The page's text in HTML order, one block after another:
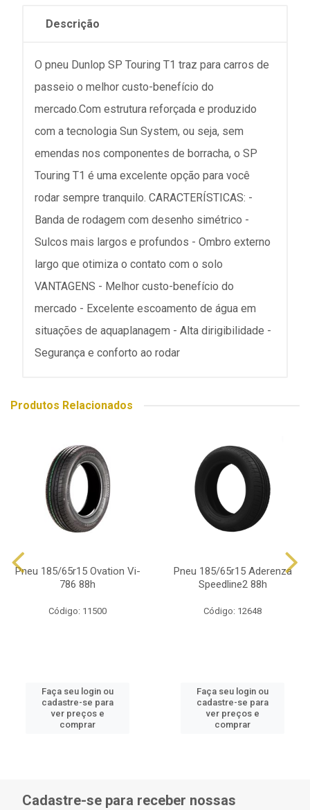
Descrição
O pneu Dunlop SP Touring T1 traz para carros de
passeio o melhor custo-benefício do
mercado.Com estrutura reforçada e produzido
com a tecnologia Sun System, ou seja, sem
emendas nos componentes de borracha, o SP
Touring T1 é uma excelente opção para você
rodar sempre tranquilo. CARACTERÍSTICAS: -
Banda de rodagem com desenho simétrico -
Sulcos mais largos e profundos - Ombro externo
largo que otimiza o contato com o solo
VANTAGENS - Melhor custo-benefício do
mercado - Excelente escoamento de água em
situações de aquaplanagem - Alta dirigibilidade -
Segurança e conforto ao rodar
Produtos Relacionados
Pneu 185/65r15 Ovation Vi-
786 88h
Código: 11500
Faça seu login ou
cadastre-se para
ver preços e
comprar
Pneu 185/65r15 Aderenza
Speedline2 88h
Código: 12648
Faça seu login ou
cadastre-se para
ver preços e
comprar
Cadastre-se para receber nossas